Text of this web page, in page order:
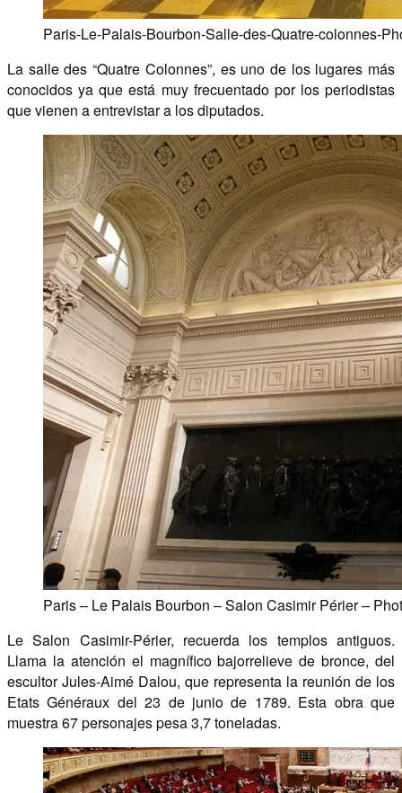
Paris-Le-Palais-Bourbon-Salle-des-Quatre-colonnes-
La salle des “Quatre Colonnes”, es uno de los lugares más
conocidos ya que está muy frecuentado por los periodistas
que vienen a entrevistar a los diputados.
Paris – Le Palais Bourbon – Salon Casimir Périer –
Le Salon Casimir-Périer, recuerda los templos antiguos.
Llama la atención el magnífico bajorrelieve de bronce, del
escultor Jules-Aimé Dalou, que representa la reunión de los
Etats Généraux del 23 de junio de 1789. Esta obra que
muestra 67 personajes pesa 3,7 toneladas.